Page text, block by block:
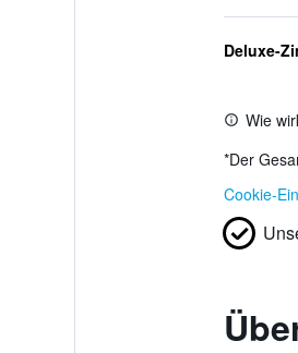
Deluxe-
Wie
*Der
Cookie-